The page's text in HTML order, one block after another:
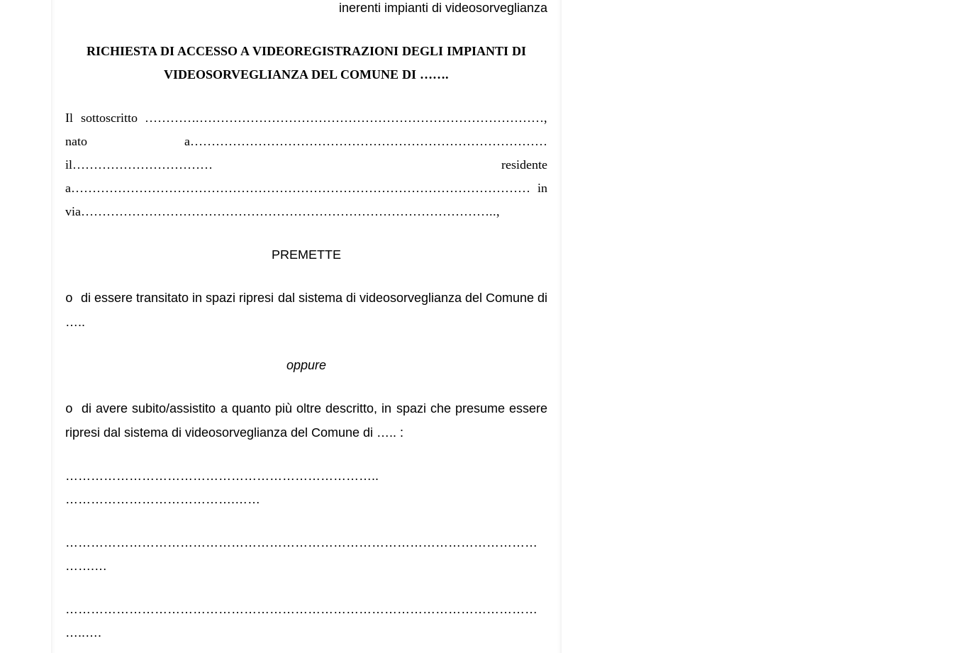
inerenti impianti di videosorveglianza
RICHIESTA DI ACCESSO A VIDEOREGISTRAZIONI DEGLI IMPIANTI DI
VIDEOSORVEGLIANZA DEL COMUNE DI …….
Il sottoscritto ………….………………………………………………………………………,
nato a…………………………………………………………………………
il…………………………… residente
a……………………………………………………………………………………………… in
via……………………………………………………………………………………..,
PREMETTE
odi essere transitato in spazi ripresi dal sistema di videosorveglianza del Comune di
…..
oppure
odi avere subito/assistito a quanto più oltre descritto, in spazi che presume essere
ripresi dal sistema di videosorveglianza del Comune di ….. :
………………………………………………………………..
………………………………….……
…………………………………………………………………………………………………
…….…
…………………………………………………………………………………………………
…..….